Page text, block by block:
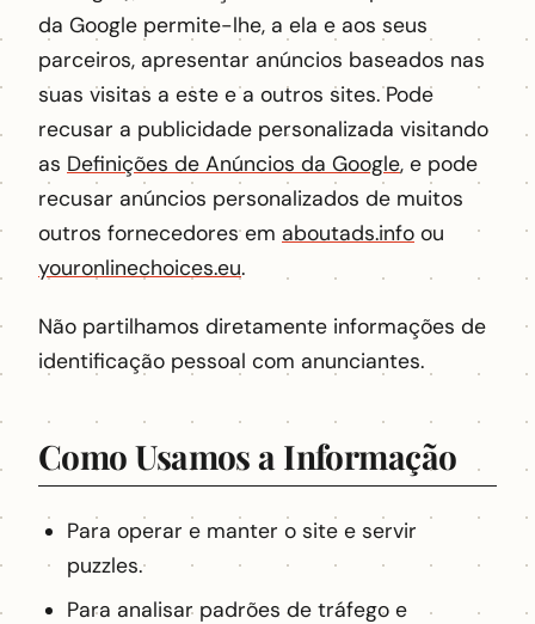
da Google permite-lhe, a ela e aos seus
parceiros, apresentar anúncios baseados nas
suas visitas a este e a outros sites. Pode
recusar a publicidade personalizada visitando
as Definições de Anúncios da Google, e pode
recusar anúncios personalizados de muitos
outros fornecedores em aboutads.info ou
youronlinechoices.eu.
Não partilhamos diretamente informações de
identificação pessoal com anunciantes.
Como Usamos a Informação
Para operar e manter o site e servir
puzzles.
Para analisar padrões de tráfego e